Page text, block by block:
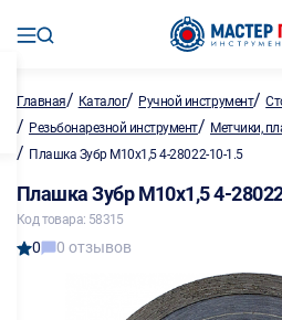
Главная/ Каталог/ Ручной инструмент/
/ Резьбонарезной инструмент/ Метчики,
/ Плашка Зубр М10х1,5 4-28022-10-1.5
Плашка Зубр М10х1,5 4-
Код товара: 58315
0 0 отзывов